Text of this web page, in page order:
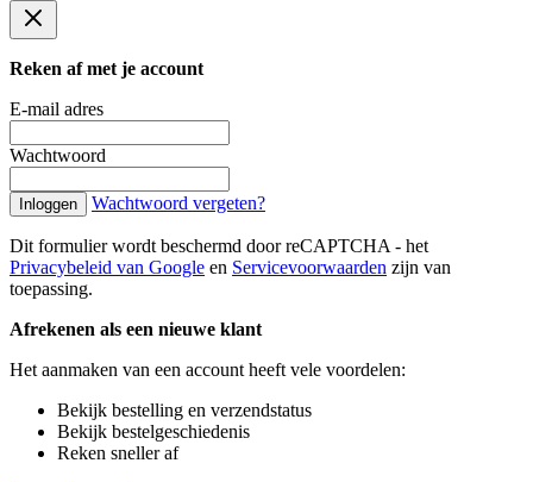
Reken af met je account
E-mail adres
Wachtwoord
Inloggen Wachtwoord vergeten?
Dit formulier wordt beschermd door reCAPTCHA - het
Privacybeleid van Google en Servicevoorwaarden zijn van
toepassing.
Afrekenen als een nieuwe klant
Het aanmaken van een account heeft vele voordelen:
Bekijk bestelling en verzendstatus
Bekijk bestelgeschiedenis
Reken sneller af